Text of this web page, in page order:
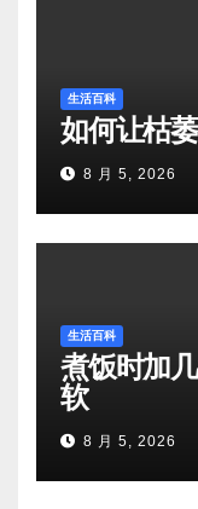
生活百科
如何让枯
8 月 5, 2026
生活百科
煮饭时加
软
8 月 5, 2026